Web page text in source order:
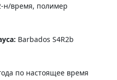
н/время, полимер
Barbados S4R2b
по настоящее время